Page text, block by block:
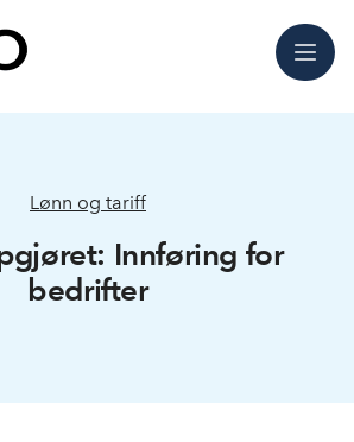
Meny
Lønn og tariff
Innføring for
bedrifter